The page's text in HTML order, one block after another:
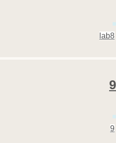
lab8
9
9